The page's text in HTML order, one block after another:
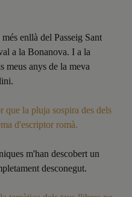
enllà del Passeig Sant
a la Bonanova. I a la
meus anys de la meva
la pluja sospira des dels
d'escriptor romà.
m'han descobert un
desconegut.